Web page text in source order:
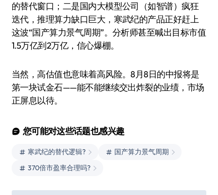
的替代窗口；二是国内大模型公司（如智谱）疯狂
迭代，推理算力缺口巨大，寒武纪的产品正好赶上
这波“国产算力景气周期”。分析师甚至喊出目标市值
1.5万亿到2万亿，信心爆棚。
当然，高估值也意味着高风险。8月8日的中报将是
第一块试金石——能不能继续交出炸裂的业绩，市场
正屏息以待。
您可能对这些话题也感兴趣
寒武纪的替代逻辑?
国产算力景气周期
370倍市盈率合理吗?